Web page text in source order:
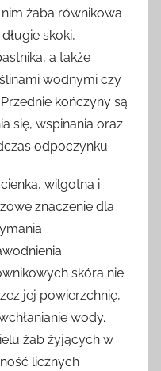
nim żaba równikowa
skoki,
a także
wodnymi czy
kończyny są
się, wspinania oraz
odpoczynku.
wilgotna i
znaczenie dla
skóra nie
jej powierzchnię,
wody.
żab żyjących w
licznych